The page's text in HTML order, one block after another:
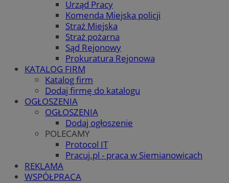
Urząd Pracy
Komenda Miejska policji
Straż Miejska
Straż pożarna
Sąd Rejonowy
Prokuratura Rejonowa
KATALOG FIRM
Katalog firm
Dodaj firmę do katalogu
OGŁOSZENIA
OGŁOSZENIA
Dodaj ogłoszenie
POLECAMY
Protocol IT
Pracuj.pl - praca w Siemianowicach
REKLAMA
WSPÓŁPRACA